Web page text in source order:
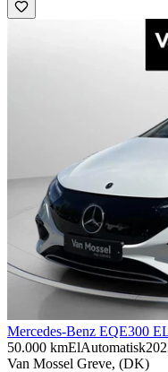
Mercedes-Benz EQE300
50.000 kmElAutomatisk
Van Mossel Greve, (DK)